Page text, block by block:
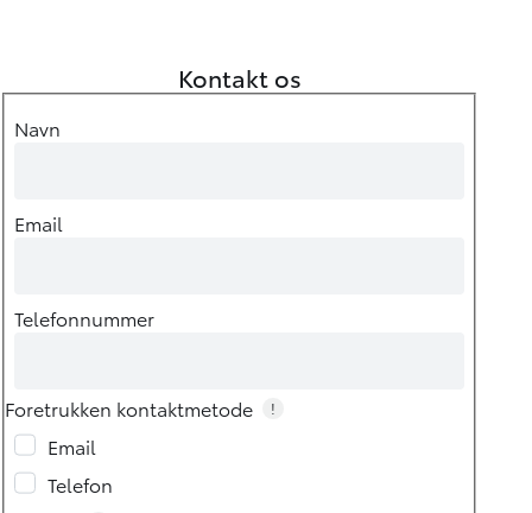
Kontakt os
Navn
Email
Telefonnummer
Foretrukken kontaktmetode !
Email
Telefon